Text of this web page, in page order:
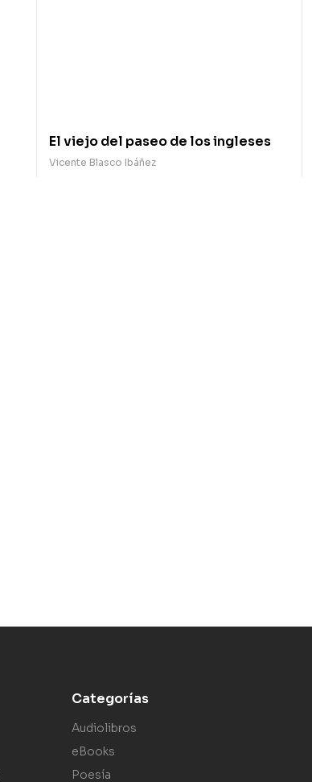
El viejo del paseo de los ingleses
Vicente Blasco Ibáñez
Categorías
Audiolibros
eBooks
Poesía